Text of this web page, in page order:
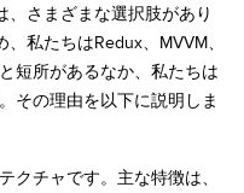
さまざまな選択肢があり
私たちはRedux、MVVM、
短所があるなか、私たちは
その理由を以下に説明しま
クチャです。主な特徴は、